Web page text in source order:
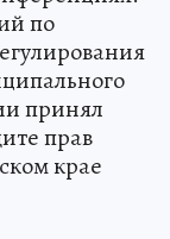
по
принял
прав
крае